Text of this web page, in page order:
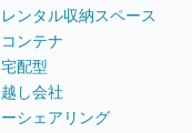
レンタル収納スペース
コンテナ
宅配型
し会社
シェアリング